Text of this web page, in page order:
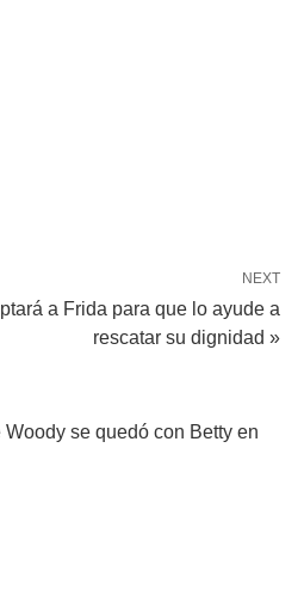
NEXT
a Frida para que lo ayude a
rescatar su dignidad »
se quedó con Betty en